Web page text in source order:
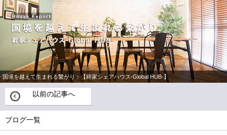
国境を越えて生まれる繋がり：【絆家シェアハウス-Global HUB-】
以前の記事へ
ブログ一覧